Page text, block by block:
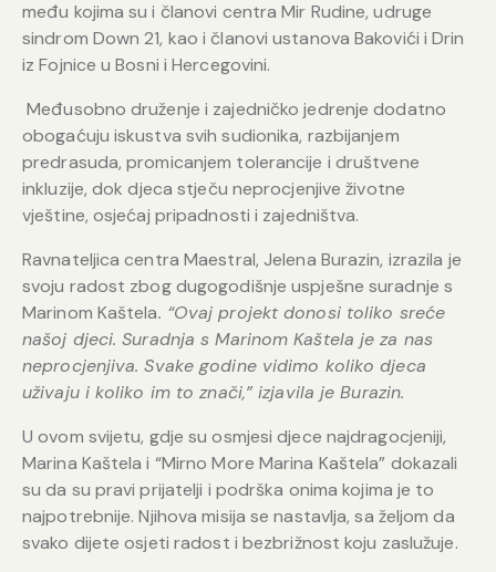
među kojima su i članovi centra Mir Rudine, udruge
sindrom Down 21, kao i članovi ustanova Bakovići i Drin
iz Fojnice u Bosni i Hercegovini.
Međusobno druženje i zajedničko jedrenje dodatno
obogaćuju iskustva svih sudionika, razbijanjem
predrasuda, promicanjem tolerancije i društvene
inkluzije, dok djeca stječu neprocjenjive životne
vještine, osjećaj pripadnosti i zajedništva.
Ravnateljica centra Maestral, Jelena Burazin, izrazila je
svoju radost zbog dugogodišnje uspješne suradnje s
Marinom Kaštela. “Ovaj projekt donosi toliko sreće
našoj djeci. Suradnja s Marinom Kaštela je za nas
neprocjenjiva. Svake godine vidimo koliko djeca
uživaju i koliko im to znači,” izjavila je Burazin.
U ovom svijetu, gdje su osmjesi djece najdragocjeniji,
Marina Kaštela i “Mirno More Marina Kaštela” dokazali
su da su pravi prijatelji i podrška onima kojima je to
najpotrebnije. Njihova misija se nastavlja, sa željom da
svako dijete osjeti radost i bezbrižnost koju zaslužuje.